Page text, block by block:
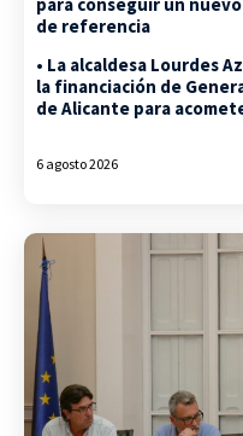
de referencia
• La alcaldesa Lourdes
la financiación de
de Alicante para
6 agosto 2026